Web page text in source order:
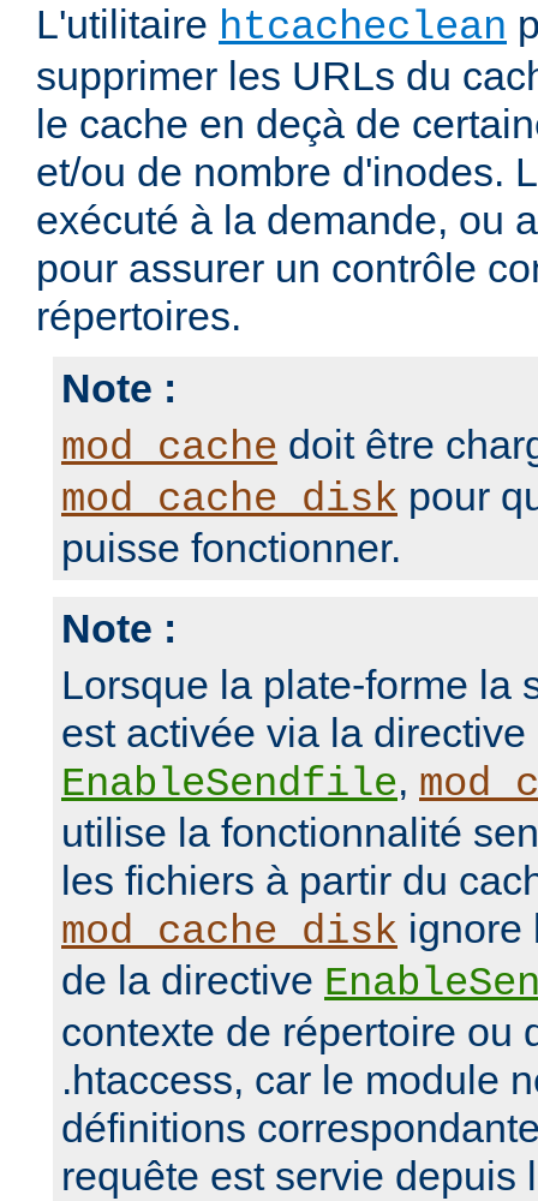
L'utilitaire htcacheclean
supprimer les URLs du
le cache en deçà de
et/ou de nombre d'inodes.
exécuté à la demande, ou
pour assurer un contrôle
répertoires.
Note :
mod_cache doit être
mod_cache_disk pour
puisse fonctionner.
Note :
Lorsque la plate-forme la
est activée via la directive
EnableSendfile,
utilise la fonctionnalité
les fichiers à partir du
mod_cache_disk ignore
de la directive
contexte de répertoire ou
.htaccess, car le module
définitions
requête est servie depuis